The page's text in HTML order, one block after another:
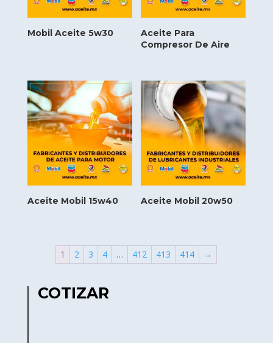
Mobil Aceite 5w30
Aceite Para
Compresor De Aire
Aceite Mobil 15w40 Aceite Mobil 20w50
1 2 3 4 … 412 413 414 →
COTIZAR